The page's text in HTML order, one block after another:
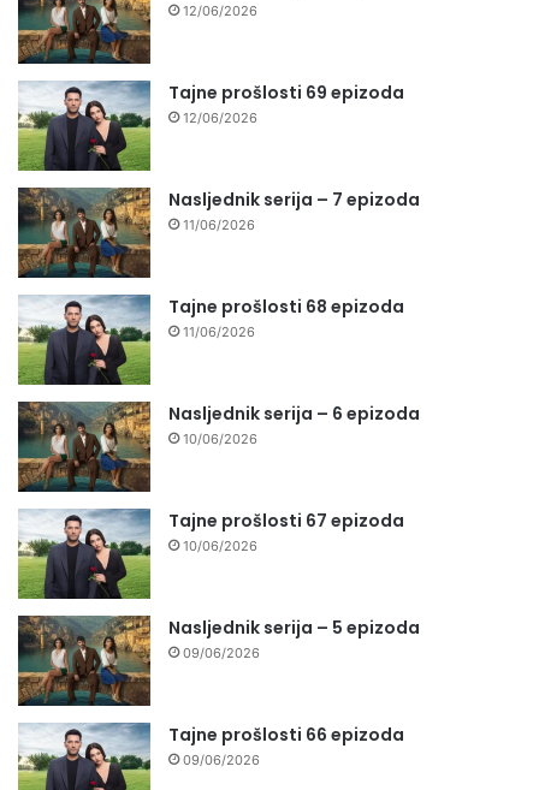
12/06/2026
Tajne prošlosti 69 epizoda
12/06/2026
Nasljednik serija – 7 epizoda
11/06/2026
Tajne prošlosti 68 epizoda
11/06/2026
Nasljednik serija – 6 epizoda
10/06/2026
Tajne prošlosti 67 epizoda
10/06/2026
Nasljednik serija – 5 epizoda
09/06/2026
Tajne prošlosti 66 epizoda
09/06/2026